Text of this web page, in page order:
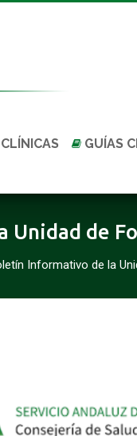
GUÍAS
de
Informativo de la